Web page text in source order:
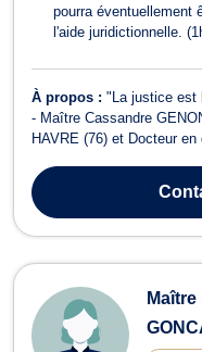
pourra éventuellement
l'aide juridictionnelle.
À propos : "La justice est
- Maître Cassandre
HAVRE (76) et Docteur